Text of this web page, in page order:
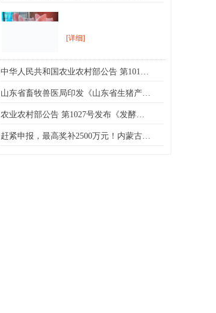
[详细]
中华人民共和国农业农村部公告 第101…
山东省畜牧兽医局印发《山东省生猪产…
农业农村部公告 第1027号发布《发酵…
赶紧申报，最高奖补2500万元！内蒙古…